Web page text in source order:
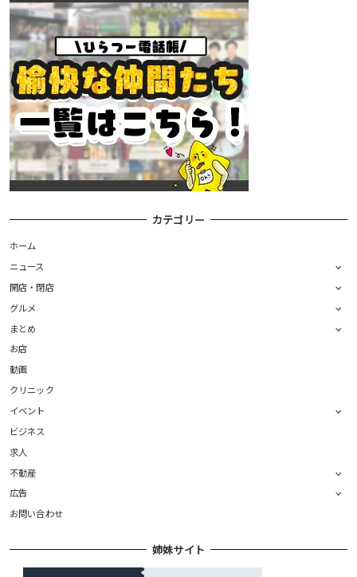
カテゴリー
ホーム
ニュース
開店・閉店
グルメ
まとめ
お店
動画
クリニック
イベント
ビジネス
求人
不動産
広告
お問い合わせ
姉妹サイト